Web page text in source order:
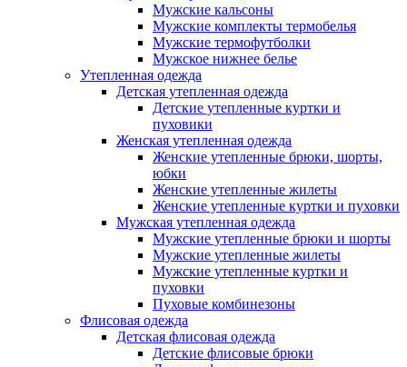
Мужские кальсоны
Мужские комплекты термобелья
Мужские термофутболки
Мужское нижнее белье
Утепленная одежда
Детская утепленная одежда
Детские утепленные куртки и
пуховики
Женская утепленная одежда
Женские утепленные брюки, шорты,
юбки
Женские утепленные жилеты
Женские утепленные куртки и пуховки
Мужская утепленная одежда
Мужские утепленные брюки и шорты
Мужские утепленные жилеты
Мужские утепленные куртки и
пуховки
Пуховые комбинезоны
Флисовая одежда
Детская флисовая одежда
Детские флисовые брюки